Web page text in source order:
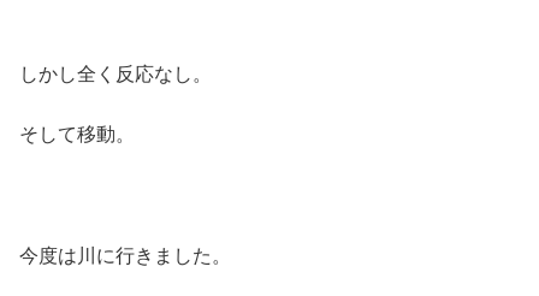
しかし全く反応なし。
そして移動。
今度は川に行きました。